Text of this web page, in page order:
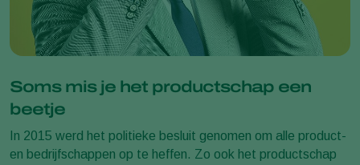
Soms mis je het productschap een
beetje
In 2015 werd het politieke besluit genomen om alle product-
en bedrijfschappen op te heffen. Zo ook het productschap